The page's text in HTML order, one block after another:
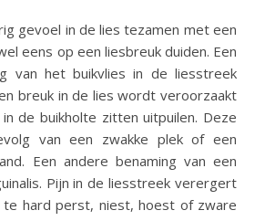
eens op een liesbreuk duiden. Een
van het buikvlies in de liesstreek
breuk in de lies wordt veroorzaakt
de buikholte zitten uitpuilen. Deze
van een zwakke plek of een
Een andere benaming van een
Pijn in de liesstreek verergert
hard perst, niest, hoest of zware